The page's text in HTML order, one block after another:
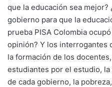
que la educación sea mejor?
gobierno para que la
prueba PISA Colombia
opinión? Y los interrogantes
la formación de los
estudiantes por el estudio,
de cada gobierno, la